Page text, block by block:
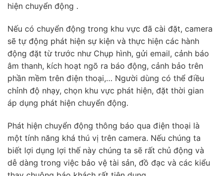
hiện chuyển động .
Nếu có chuyển động trong khu vực đã cài đặt, camera
sẽ tự động phát hiện sự kiện và thực hiện các hành
động đặt từ trước như Chụp hình, gửi email, cảnh báo
âm thanh, kích hoạt ngõ ra báo động, cảnh bảo trên
phần mềm trên điện thoại,… Người dùng có thể điều
chỉnh độ nhạy, chọn khu vực phát hiện, đặt thời gian
áp dụng phát hiện chuyển động.
Phát hiện chuyển động thông báo qua điện thoại là
một tính năng khá thú vị trên camera. Nếu chúng ta
biết lợi dụng lợi thế này chúng ta sẽ rất chủ động và
dễ dàng trong việc bảo vệ tài sản, đồ đạc và các kiểu